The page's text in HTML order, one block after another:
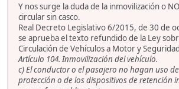
Y nos surge la duda de la inmovilización o
circular sin casco.
Real Decreto Legislativo 6/2015, de 30 de
se aprueba el texto refundido de la Ley
Circulación de Vehículos a Motor y
Artículo 104. Inmovilización del vehículo.
c) El conductor o el pasajero no hagan uso
protección o de los dispositivos de retención